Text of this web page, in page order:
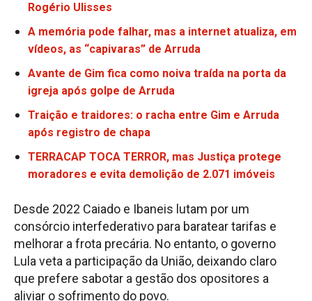
Rogério Ulisses
A memória pode falhar, mas a internet atualiza, em
vídeos, as “capivaras” de Arruda
Avante de Gim fica como noiva traída na porta da
igreja após golpe de Arruda
Traição e traidores: o racha entre Gim e Arruda
após registro de chapa
TERRACAP TOCA TERROR, mas Justiça protege
moradores e evita demolição de 2.071 imóveis
Desde 2022 Caiado e Ibaneis lutam por um
consórcio interfederativo para baratear tarifas e
melhorar a frota precária. No entanto, o governo
Lula veta a participação da União, deixando claro
que prefere sabotar a gestão dos opositores a
aliviar o sofrimento do povo.